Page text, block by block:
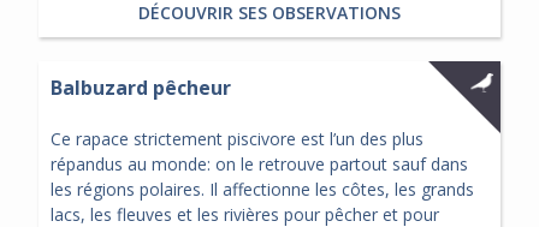
DÉCOUVRIR SES OBSERVATIONS
Balbuzard pêcheur
Ce rapace strictement piscivore est l’un des plus
répandus au monde: on le retrouve partout sauf dans
les régions polaires. Il affectionne les côtes, les grands
lacs, les fleuves et les rivières pour pêcher et pour